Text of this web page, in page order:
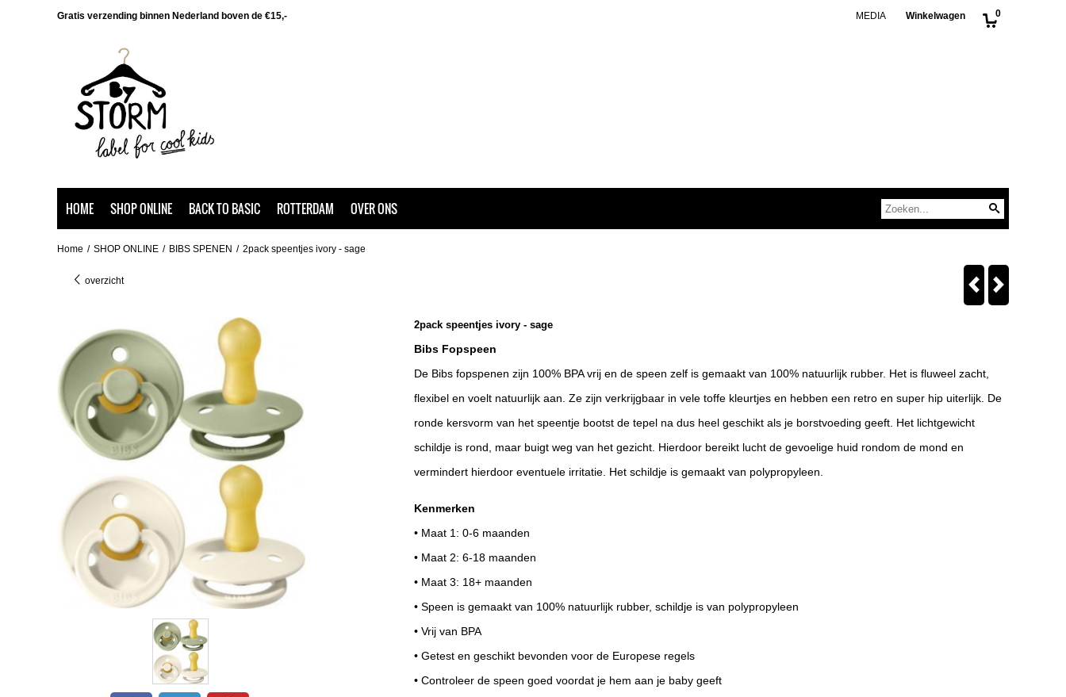
Gratis verzending binnen Nederland boven de €15,- Winkelwagen 0
MEDIA
HOME SHOP ONLINE BACK TO BASIC ROTTERDAM OVER ONS
Home / SHOP ONLINE / BIBS SPENEN / 2pack speentjes ivory - sage
overzicht
2pack speentjes ivory - sage
Bibs Fopspeen
De Bibs fopspenen zijn 100% BPA vrij en de speen zelf is gemaakt van 100% natuurlijk rubber. Het is fluweel zacht,
flexibel en voelt natuurlijk aan. Ze zijn verkrijgbaar in vele toffe kleurtjes en hebben een retro en super hip uiterlijk. De
ronde kersvorm van het speentje bootst de tepel na dus heel geschikt als je borstvoeding geeft. Het lichtgewicht
schildje is rond, maar buigt weg van het gezicht. Hierdoor bereikt lucht de gevoelige huid rondom de mond en
vermindert hierdoor eventuele irritatie. Het schildje is gemaakt van polypropyleen.
Kenmerken
• Maat 1: 0-6 maanden
• Maat 2: 6-18 maanden
• Maat 3: 18+ maanden
• Speen is gemaakt van 100% natuurlijk rubber, schildje is van polypropyleen
• Vrij van BPA
• Getest en geschikt bevonden voor de Europese regels
• Controleer de speen goed voordat je hem aan je baby geeft